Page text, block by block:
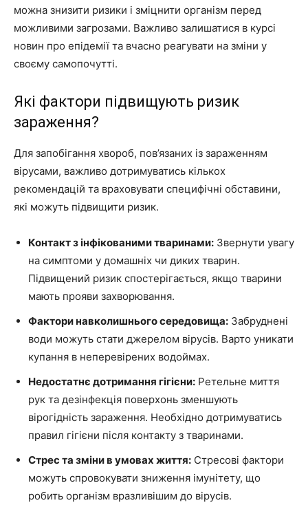
можна знизити ризики і зміцнити організм перед
можливими загрозами. Важливо залишатися в курсі
новин про епідемії та вчасно реагувати на зміни у
своєму самопочутті.
Які фактори підвищують ризик
зараження?
Для запобігання хвороб, пов’язаних із зараженням
вірусами, важливо дотримуватись кількох
рекомендацій та враховувати специфічні обставини,
які можуть підвищити ризик.
Контакт з інфікованими тваринами: Звернути увагу
на симптоми у домашніх чи диких тварин.
Підвищений ризик спостерігається, якщо тварини
мають прояви захворювання.
Фактори навколишнього середовища: Забруднені
води можуть стати джерелом вірусів. Варто уникати
купання в неперевірених водоймах.
Недостатнє дотримання гігієни: Ретельне миття
рук та дезінфекція поверхонь зменшують
вірогідність зараження. Необхідно дотримуватись
правил гігієни після контакту з тваринами.
Стрес та зміни в умовах життя: Стресові фактори
можуть спровокувати зниження імунітету, що
робить організм вразливішим до вірусів.